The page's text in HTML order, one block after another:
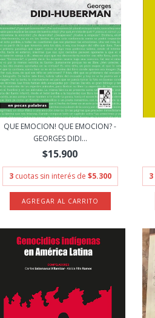
QUE EMOCION! QUE EMOCION? -
GEORGES DIDI...
$15.900
3 cuotas sin interés de $5.300 3